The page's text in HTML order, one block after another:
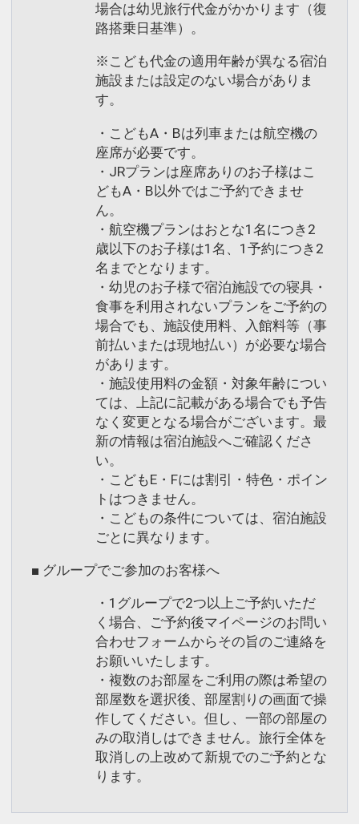
場合は幼児旅行代金がかかります（復
路搭乗日基準）。
※こども代金の適用年齢が異なる宿泊
施設または設定のない場合がありま
す。
・こどもA・Bは列車または航空機の
座席が必要です。
・JRプランは座席ありのお子様はこ
どもA・B以外ではご予約できませ
ん。
・航空機プランはおとな1名につき2
歳以下のお子様は1名、1予約につき2
名までとなります。
・幼児のお子様で宿泊施設での寝具・
食事を利用されないプランをご予約の
場合でも、施設使用料、入館料等（事
前払いまたは現地払い）が必要な場合
があります。
・施設使用料の金額・対象年齢につい
ては、上記に記載がある場合でも予告
なく変更となる場合がございます。最
新の情報は宿泊施設へご確認くださ
い。
・こどもE・Fには割引・特色・ポイン
トはつきません。
・こどもの条件については、宿泊施設
ごとに異なります。
■ グループでご参加のお客様へ
・1グループで2つ以上ご予約いただ
く場合、ご予約後マイページのお問い
合わせフォームからその旨のご連絡を
お願いいたします。
・複数のお部屋をご利用の際は希望の
部屋数を選択後、部屋割りの画面で操
作してください。但し、一部の部屋の
みの取消しはできません。旅行全体を
取消しの上改めて新規でのご予約とな
ります。